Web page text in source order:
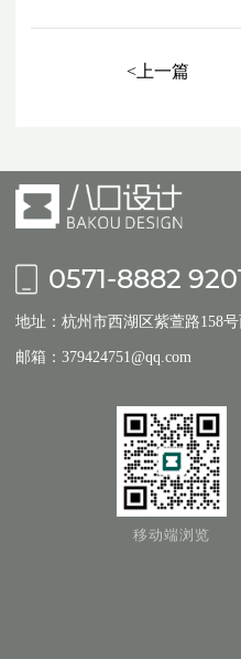
<上一篇
0571-8882
地址：杭州市西湖区紫萱路158
邮箱：379424751@qq.com
移动端浏览